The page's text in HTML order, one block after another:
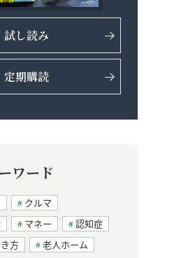
試し読み
定期購読
ワード
クルマ
マネー
認知症
方
老人ホーム